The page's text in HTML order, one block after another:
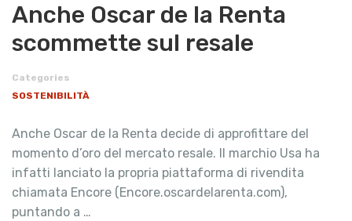
Anche Oscar de la Renta
scommette sul resale
Categories
SOSTENIBILITÀ
Anche Oscar de la Renta decide di approfittare del
momento d’oro del mercato resale. Il marchio Usa ha
infatti lanciato la propria piattaforma di rivendita
chiamata Encore (Encore.oscardelarenta.com),
puntando a …